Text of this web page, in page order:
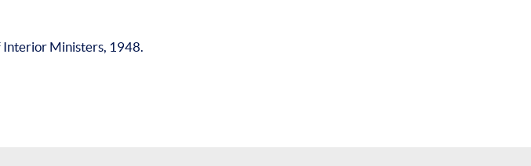
Interior Ministers, 1948.